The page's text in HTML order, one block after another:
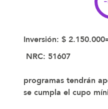
Inversión: $
NRC: 51607
programas tendrán
se cumpla el cupo